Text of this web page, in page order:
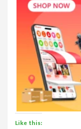
Like this: